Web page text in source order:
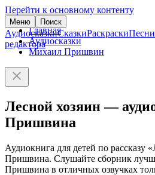
Перейти к основному контенту
Меню Поиск
АудиосказкиСказкиРаскраскиПесни
редактора
Главная
Аудиосказки
Михаил Пришвин
Лесной хозяин —
Пришвина
Аудиокнига для детей по рассказу
Пришвина. Слушайте сборник
Пришвина в отличных озвучках